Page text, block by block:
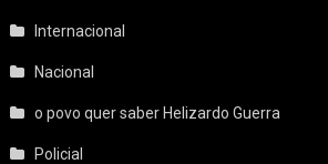
Internacional
Nacional
o povo quer saber Helizardo Guerra
Policial